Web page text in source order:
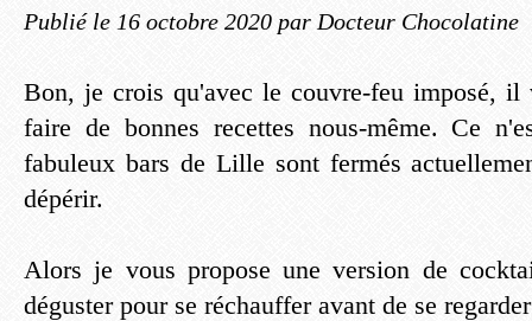
Publié le 16 octobre 2020 par Docteur Chocolatine
Bon, je crois qu'avec le couvre-feu imposé, il
faire de bonnes recettes nous-même. Ce
fabuleux bars de Lille sont fermés
dépérir.
Alors je vous propose une version de
déguster pour se réchauffer avant de se